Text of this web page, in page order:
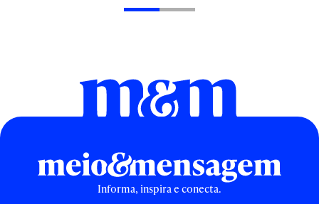
Informa, inspira e conecta.